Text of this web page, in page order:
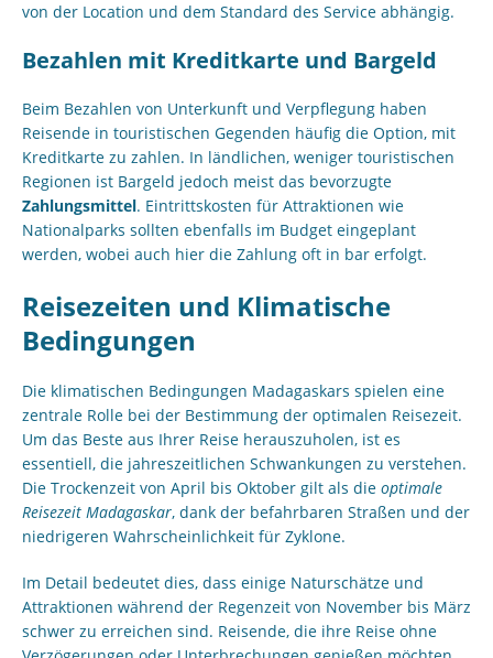
von der Location und dem Standard des Service abhängig.
Bezahlen mit Kreditkarte und Bargeld
Beim Bezahlen von Unterkunft und Verpflegung haben
Reisende in touristischen Gegenden häufig die Option, mit
Kreditkarte zu zahlen. In ländlichen, weniger touristischen
Regionen ist Bargeld jedoch meist das bevorzugte
Zahlungsmittel. Eintrittskosten für Attraktionen wie
Nationalparks sollten ebenfalls im Budget eingeplant
werden, wobei auch hier die Zahlung oft in bar erfolgt.
Reisezeiten und Klimatische
Bedingungen
Die klimatischen Bedingungen Madagaskars spielen eine
zentrale Rolle bei der Bestimmung der optimalen Reisezeit.
Um das Beste aus Ihrer Reise herauszuholen, ist es
essentiell, die jahreszeitlichen Schwankungen zu verstehen.
Die Trockenzeit von April bis Oktober gilt als die optimale
Reisezeit Madagaskar, dank der befahrbaren Straßen und der
niedrigeren Wahrscheinlichkeit für Zyklone.
Im Detail bedeutet dies, dass einige Naturschätze und
Attraktionen während der Regenzeit von November bis März
schwer zu erreichen sind. Reisende, die ihre Reise ohne